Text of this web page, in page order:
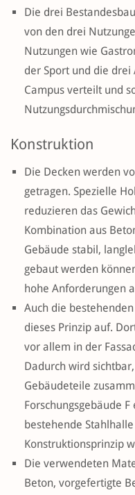
Die drei
von den drei
Nutzungen wie
der Sport und die drei
Campus verteilt und
Konstruktion
Die Decken werden
getragen. Spezielle
reduzieren das
Kombination aus
Gebäude stabil,
gebaut werden
hohe Anforderungen
Auch die
dieses Prinzip auf.
vor allem in der
Dadurch wird
Gebäudeteile
Forschungsgebäude
bestehende
Konstruktionsprinzip
Die verwendeten
Beton, vorgefertigte